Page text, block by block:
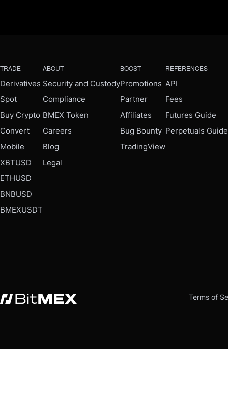
TRADE
Derivatives
Spot
Buy Crypto
Convert
Mobile
XBTUSD
ETHUSD
BNBUSD
BMEXUSDT
ABOUT
Security and Custody
Compliance
BMEX Token
Careers
Blog
Legal
BOOST
Promotions
Partner
Affiliates
Bug Bounty
TradingView
REFERENCES
API
Fees
Futures Guide
Perpetuals Guide
Terms of